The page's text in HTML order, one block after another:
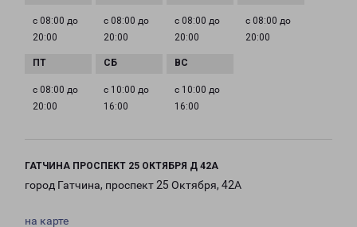
с 08:00 до
20:00
с 08:00 до
20:00
с 08:00 до
20:00
с 08:00 до
20:00
с 08:00 до
20:00
с 10:00 до
16:00
с 10:00 до
16:00
ГАТЧИНА ПРОСПЕКТ 25 ОКТЯБРЯ Д 42А
город Гатчина, проспект 25 Октября, 42А
на карте